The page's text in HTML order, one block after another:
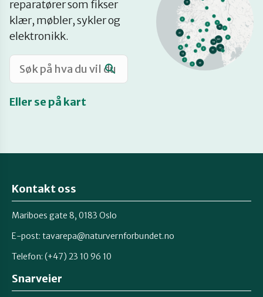
Om oss
Retten til reparasjon
reparatører som fikser
klær, møbler, sykler og
elektronikk.
Eller se på kart
kart
Kontakt oss
Mariboes gate 8, 0183 Oslo
E-post: tavarepa@naturvernforbundet.no
Telefon: (+47) 23 10 96 10
Snarveier